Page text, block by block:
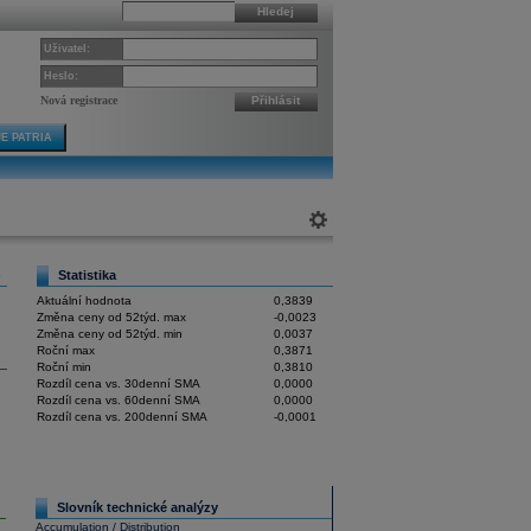
Hledej
Uživatel:
Heslo:
Nová registrace Přihlásit
PATRIA
Statistika
Aktuální hodnota
0,3839
Změna ceny od 52týd. max
-0,0023
Změna ceny od 52týd. min
0,0037
Roční max
0,3871
Roční min
0,3810
Rozdíl cena vs. 30denní SMA
0,0000
Rozdíl cena vs. 60denní SMA
0,0000
Rozdíl cena vs. 200denní SMA
-0,0001
Slovník technické analýzy
Accumulation / Distribution